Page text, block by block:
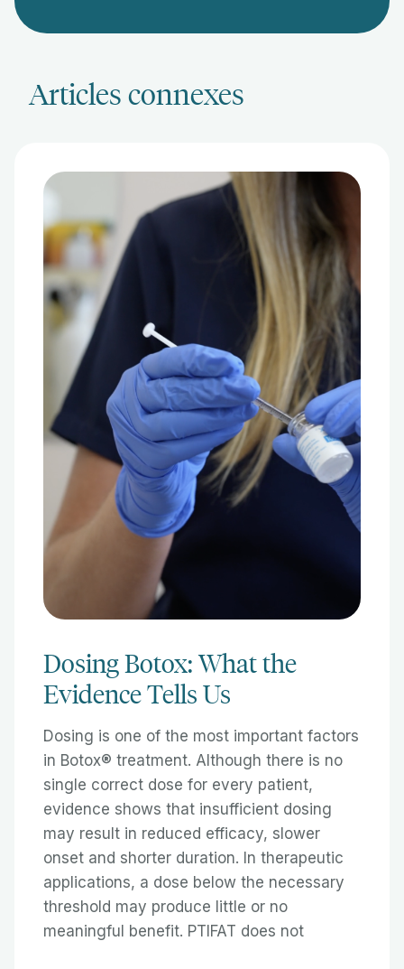
Articles connexes
Dosing Botox: What the
Evidence Tells Us
Dosing is one of the most important factors
in Botox® treatment. Although there is no
single correct dose for every patient,
evidence shows that insufficient dosing
may result in reduced efficacy, slower
onset and shorter duration. In therapeutic
applications, a dose below the necessary
threshold may produce little or no
meaningful benefit. PTIFAT does not